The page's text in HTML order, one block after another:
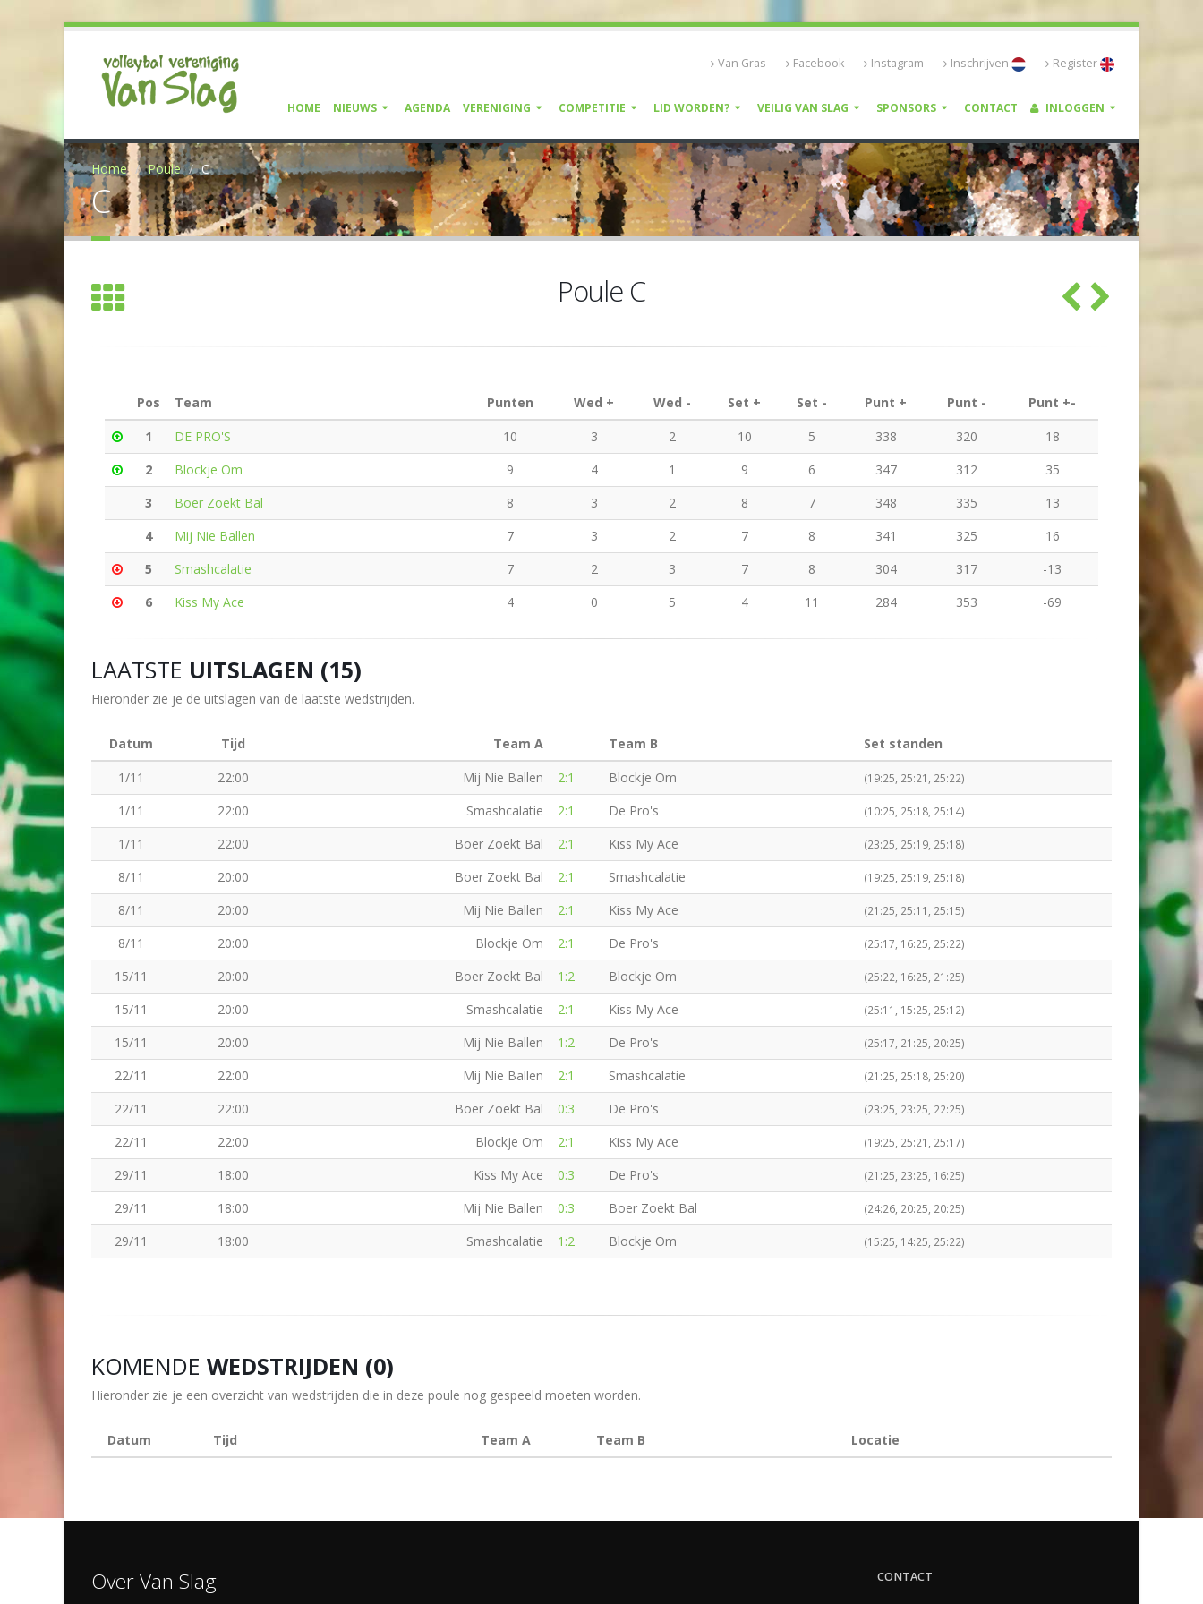
Van Gras Facebook Instagram Inschrijven Register
HOME NIEUWS AGENDA VERENIGING COMPETITIE LID WORDEN? VEILIG VAN SLAG SPONSORS CONTACT INLOGGEN
Home Poule C
C
Poule C
Pos Team Punten Wed + Wed - Set + Set - Punt + Punt -
Punt +-
1
DE PRO'S 10 3 2 10 5 338 320
18
2
Blockje Om 9 4 1 9 6 347 312
35
3
Boer Zoekt Bal 8 3 2 8 7 348 335
13
4
Mij Nie Ballen 7 3 2 7 8 341 325
16
5
Smashcalatie 7 2 3 7 8 304 317
-13
6
Kiss My Ace 4 0 5 4 11 284 353 -69
LAATSTE UITSLAGEN (15)
Hieronder zie je de uitslagen van de laatste wedstrijden.
Datum Tijd Team A Team B
Set standen
1/11
22:00 Mij Nie Ballen 2:1 Blockje Om (19:25, 25:21, 25:22)
1/11 22:00 Smashcalatie 2:1 De Pro's (10:25, 25:18, 25:14)
1/11 22:00 Boer Zoekt Bal 2:1 Kiss My Ace (23:25, 25:19, 25:18)
8/11 20:00 Boer Zoekt Bal 2:1 Smashcalatie (19:25, 25:19, 25:18)
8/11 20:00 Mij Nie Ballen 2:1 Kiss My Ace (21:25, 25:11, 25:15)
8/11 20:00 Blockje Om 2:1 De Pro's (25:17, 16:25, 25:22)
15/11 20:00 Boer Zoekt Bal 1:2 Blockje Om (25:22, 16:25, 21:25)
15/11 20:00 Smashcalatie 2:1 Kiss My Ace (25:11, 15:25, 25:12)
15/11 20:00 Mij Nie Ballen 1:2 De Pro's (25:17, 21:25, 20:25)
22/11 22:00 Mij Nie Ballen 2:1 Smashcalatie (21:25, 25:18, 25:20)
22/11 22:00 Boer Zoekt Bal 0:3 De Pro's (23:25, 23:25, 22:25)
22/11 22:00 Blockje Om 2:1 Kiss My Ace (19:25, 25:21, 25:17)
29/11 18:00 Kiss My Ace 0:3 De Pro's (21:25, 23:25, 16:25)
29/11 18:00 Mij Nie Ballen 0:3 Boer Zoekt Bal (24:26, 20:25, 20:25)
29/11 18:00 Smashcalatie 1:2 Blockje Om (15:25, 14:25, 25:22)
KOMENDE WEDSTRIJDEN (0)
Hieronder zie je een overzicht van wedstrijden die in deze poule nog gespeeld moeten worden.
Datum Tijd Team A Team B Locatie
Over Van Slag CONTACT